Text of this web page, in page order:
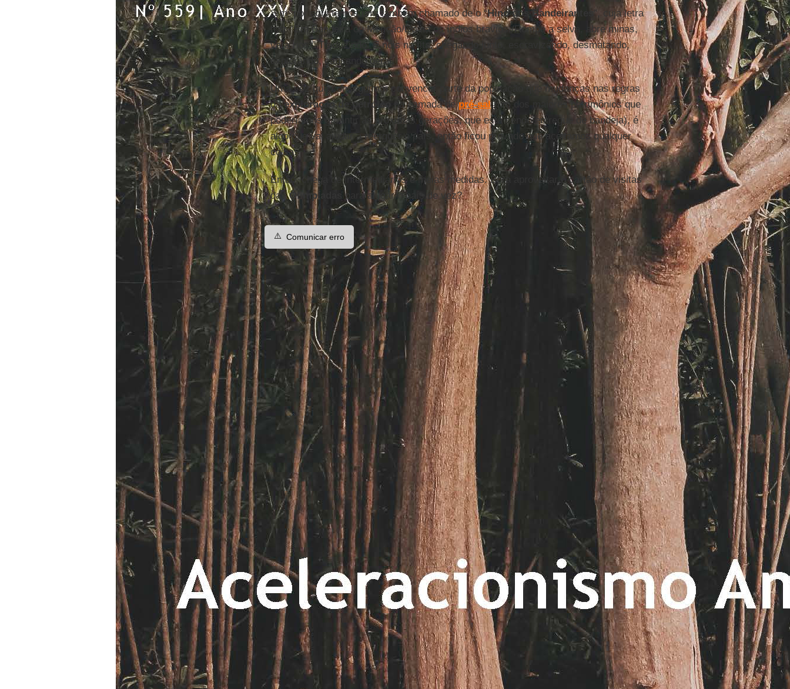
Sim, por aqui temos um, também chamado de o “Hino dos Bandeirantes '', cuja letra
traz “Em Bandeira ou Monção/Doma os índios bravios,/Rompe a selva, abre minas,
vara rios!'' Traduzindo: É nois na fita, chegando junto, escravizando, desmatando,
explorando, causando geral.
Uma vez que conseguiram convencer parte da população que mudanças nas regras
daexploração de petróleona camada depré-sal(um dos maiores patrimônios que
poderíamos garantir às próximas gerações, que está sendo entregue de bandeja), é
algo que vai ajudar a reerguer o país, então ficou provado que aceitamos qualquer
coisa.
Então, chega de intermediários e meias medidas. Bora aproveitar o cartão de visitas
dasOlimpíadas para alugar o país de vez?
⚠️ Comunicar erro